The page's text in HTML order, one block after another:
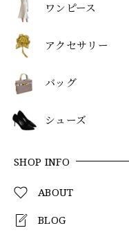
ワンピース
アクセサリー
バッグ
シューズ
SHOP INFO
ABOUT
BLOG